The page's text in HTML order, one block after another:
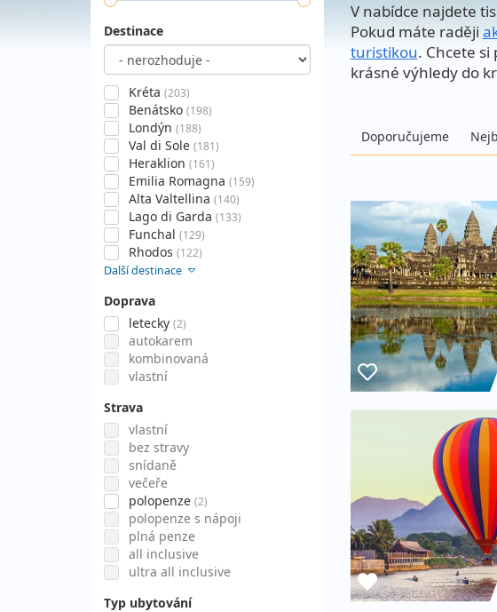
Destinace
Kréta (203)
Benátsko (198)
Londýn (188)
Val di Sole (181)
Heraklion (161)
Emilia Romagna (159)
Alta Valtellina (140)
Lago di Garda (133)
Funchal (129)
Rhodos (122)
Další destinace
Doprava
letecky (2)
autokarem
kombinovaná
vlastní
Strava
vlastní
bez stravy
snídaně
večeře
polopenze (2)
polopenze s nápoji
plná penze
all inclusive
ultra all inclusive
Typ ubytování
V nabídce najdete
Pokud máte raději
turistikou. Chcete
krásné výhledy do
Doporučujeme